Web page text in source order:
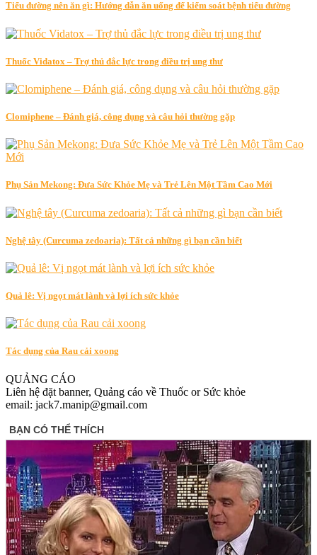
Tiểu đường nên ăn gì: Hướng dẫn ăn uống để kiểm soát bệnh tiểu đường
Thuốc Vidatox – Trợ thủ đắc lực trong điều trị ung thư
Clomiphene – Đánh giá, công dụng và câu hỏi thường gặp
Phụ Sản Mekong: Đưa Sức Khỏe Mẹ và Trẻ Lên Một Tầm Cao Mới
Nghệ tây (Curcuma zedoaria): Tất cả những gì bạn cần biết
Quả lê: Vị ngọt mát lành và lợi ích sức khỏe
Tác dụng của Rau cải xoong
QUẢNG CÁO
Liên hệ đặt banner, Quảng cáo về Thuốc or Sức khỏe
email: jack7.manip@gmail.com